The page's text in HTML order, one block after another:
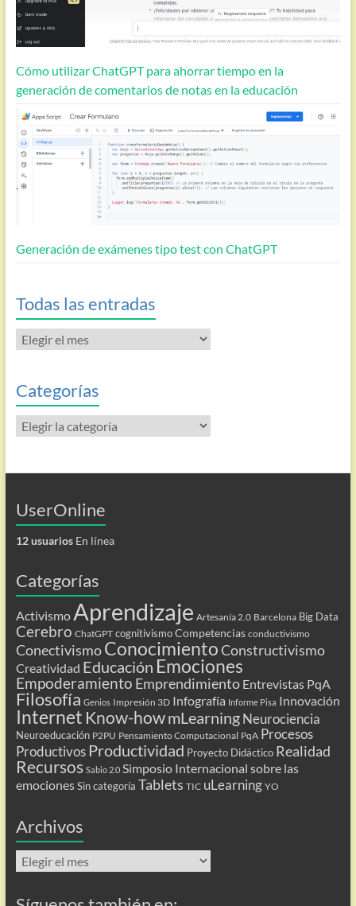
Cómo utilizar ChatGPT para ahorrar tiempo en la
generación de comentarios de notas en la educación
Generación de exámenes tipo test con ChatGPT
Todas las entradas
Todas
las
Categorías
Categorías
UserOnline
12 usuariosEn línea
Categorías
Activismo Aprendizaje Artesanía 2.0 Barcelona Big Data
Cerebro ChatGPT cognitivismo Competencias conductivismo
ConectivismoConocimientoConstructivismo
Creatividad Educación Emociones
Empoderamiento Emprendimiento Entrevistas PqA
Filosofía Genios Impresión 3D Infografía Informe Pisa Innovación
Internet Know-howmLearning Neurociencia
Neuroeducación P2PU Pensamiento Computacional PqA Procesos
Productivos Productividad Proyecto Didáctico Realidad
Recursos Sabio 2.0 Simposio Internacional sobre las
emociones Sin categoría Tablets TIC uLearning YO
Archivos
Archivos